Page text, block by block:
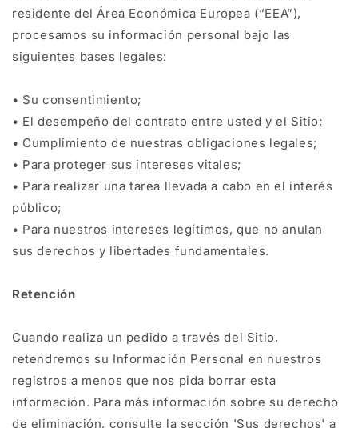
residente del Área Económica Europea (“EEA”),
procesamos su información personal bajo las
siguientes bases legales:
• Su consentimiento;
• El desempeño del contrato entre usted y el Sitio;
• Cumplimiento de nuestras obligaciones legales;
• Para proteger sus intereses vitales;
• Para realizar una tarea llevada a cabo en el interés
público;
• Para nuestros intereses legítimos, que no anulan
sus derechos y libertades fundamentales.
Retención
Cuando realiza un pedido a través del Sitio,
retendremos su Información Personal en nuestros
registros a menos que nos pida borrar esta
información. Para más información sobre su derecho
de eliminación, consulte la sección 'Sus derechos' a